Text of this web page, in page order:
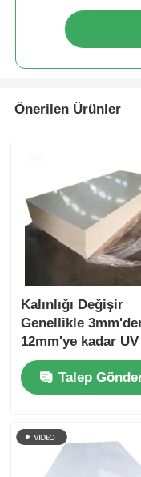
Önerilen Ürünler
Kalınlığı Değişir
Genellikle
12mm'ye kadar UV
koruması ile PP
Fluted Board
için dayanıklı
levha
Talep